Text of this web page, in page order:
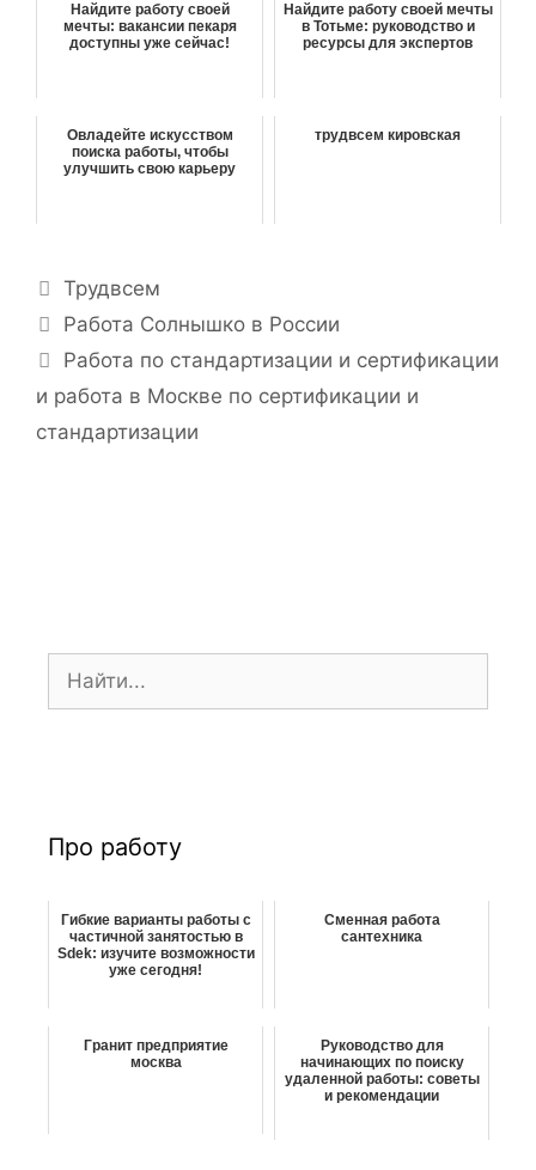
Найдите работу своей
мечты: вакансии пекаря
доступны уже сейчас!
Найдите работу своей мечты
в Тотьме: руководство и
ресурсы для экспертов
Овладейте искусством
поиска работы, чтобы
улучшить свою карьеру
трудвсем кировская
Р
у
р
и
к
Трудвсем
Н
а
и
г
Работа Солнышко в России
Работа по стандартизации и сертификации
и работа в Москве по сертификации и
стандартизации
Про работу
Гибкие варианты работы с
частичной занятостью в
Sdek: изучите возможности
уже сегодня!
Сменная работа
сантехника
Гранит предприятие
москва
Руководство для
начинающих по поиску
удаленной работы: советы
и рекомендации